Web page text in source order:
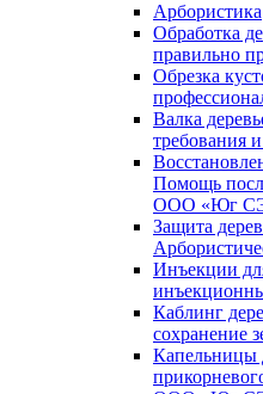
Арбористика
Обработка
правильно
Обрезка
Валка
требования
Помощь
ООО «Юг
Защита
Инъекции
Каблинг
сохранение
Капельницы